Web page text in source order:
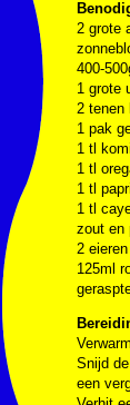
2 grote
400-
1 grote
2 tenen
1 pak
1 tl
1 tl
1 tl
1 tl
zout en
2 eieren
125ml
Snijd
een